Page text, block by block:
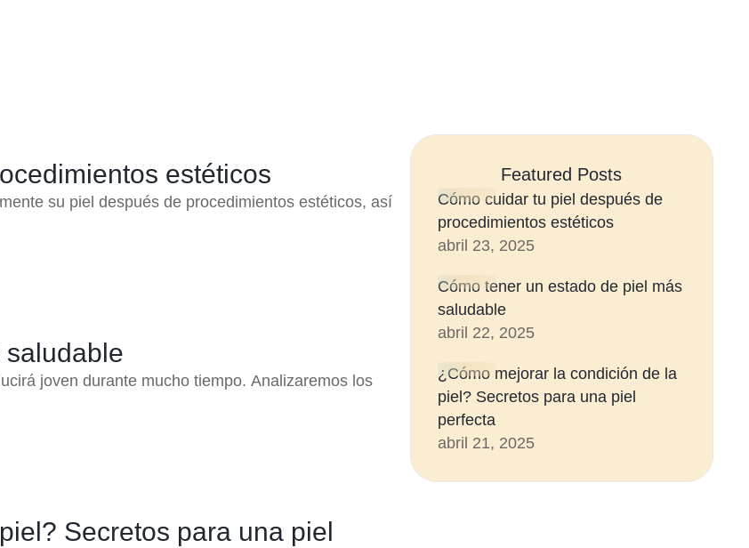
estéticos
su piel después de procedimientos estéticos, así
joven durante mucho tiempo. Analizaremos los
Secretos para una piel
Featured Posts
Cómo cuidar tu piel después de
procedimientos estéticos
abril 23, 2025
Cómo tener un estado de piel más
saludable
abril 22, 2025
¿Cómo mejorar la condición de la
piel? Secretos para una piel
perfecta
abril 21, 2025